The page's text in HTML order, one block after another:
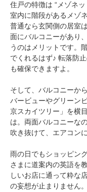
住戸の特徴は “メゾネッ
室内に階段があるメゾ
普通なら玄関側の居室
面にバルコニーがあり
うのはメリットです。
でくれるはず♪ 転落防
も確保できますよ。
そして、バルコニーか
バービューやグリーン
京スカイツリー」を横
は。両面バルコニーな
吹き抜けて、エアコン
雨の日でもショッピン
さまに道案内の英語を
しいお店に通って粋
の妄想が止まりません